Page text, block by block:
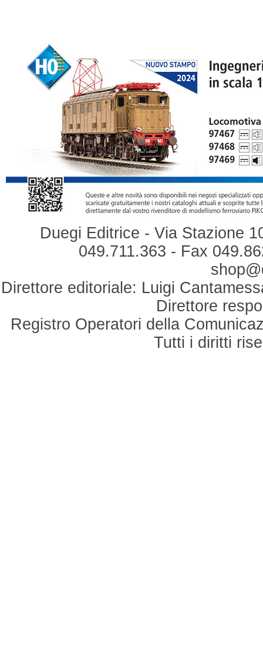
Duegi Editrice - Via Stazione
049.711.363 - Fax
Direttore editoriale: Luigi
Direttore
Registro Operatori della
Tutti i diritti